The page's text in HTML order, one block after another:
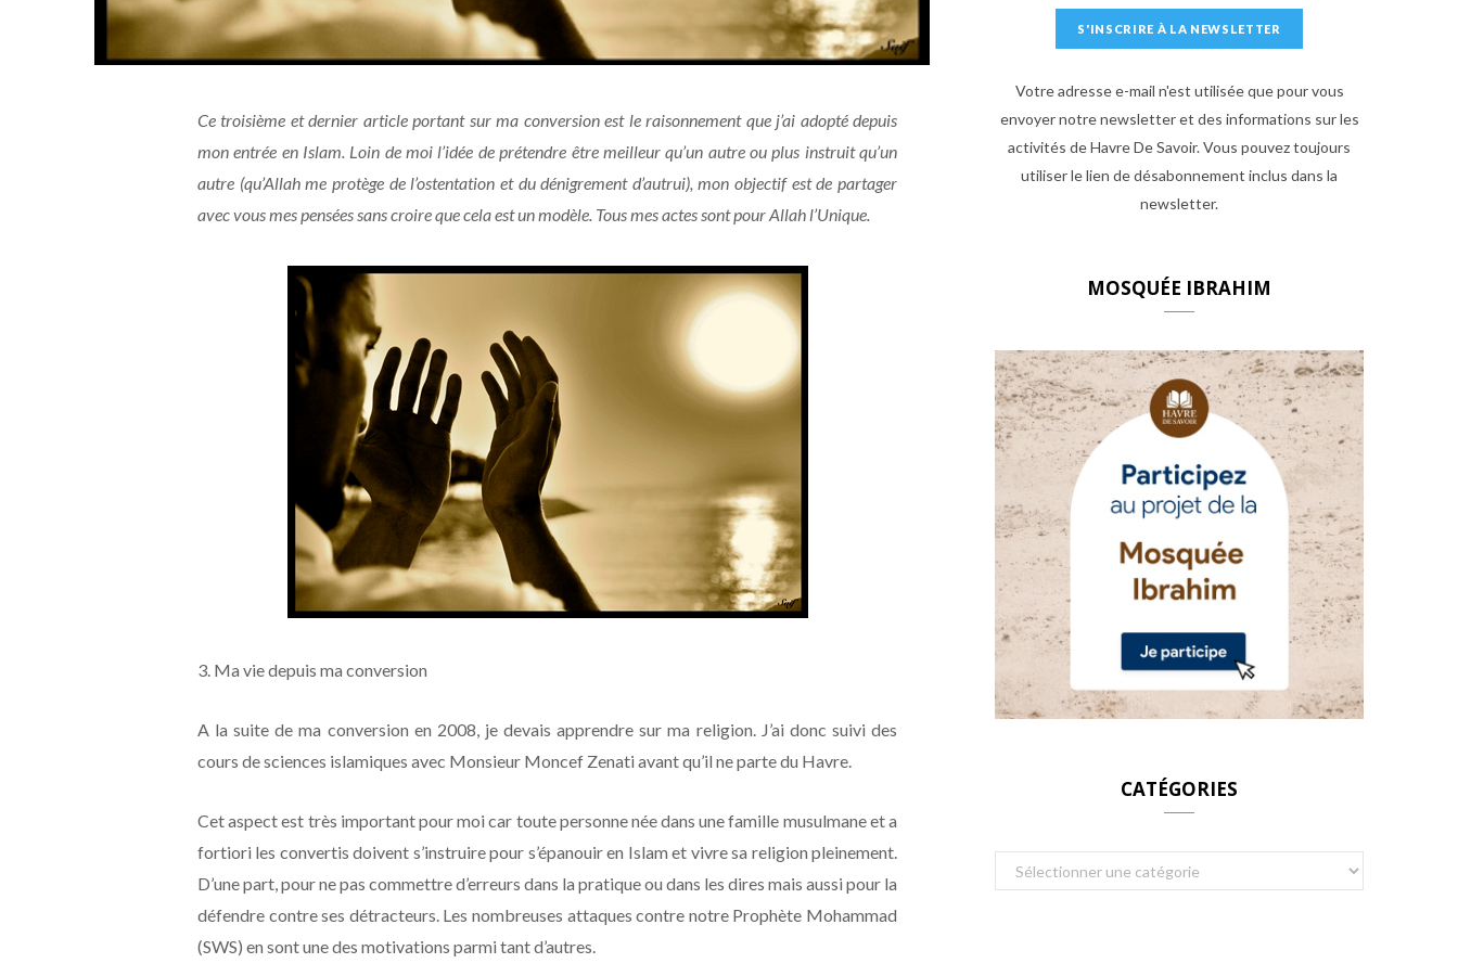
Ce troisième et dernier article portant sur ma conversion est le raisonnement que j’ai adopté depuis
mon entrée en Islam. Loin de moi l’idée de prétendre être meilleur qu’un autre ou plus instruit qu’un
autre (qu’Allah me protège de l’ostentation et du dénigrement d’autrui), mon objectif est de partager
avec vous mes pensées sans croire que cela est un modèle. Tous mes actes sont pour Allah l’Unique.
3. Ma vie depuis ma conversion
A la suite de ma conversion en 2008, je devais apprendre sur ma religion. J’ai donc suivi des
cours de sciences islamiques avec Monsieur Moncef Zenati avant qu’il ne parte du Havre.
Cet aspect est très important pour moi car toute personne née dans une famille musulmane et a
fortiori les convertis doivent s’instruire pour s’épanouir en Islam et vivre sa religion pleinement.
D’une part, pour ne pas commettre d’erreurs dans la pratique ou dans les dires mais aussi pour la
défendre contre ses détracteurs. Les nombreuses attaques contre notre Prophète Mohammad
(SWS) en sont une des motivations parmi tant d’autres.
Votre adresse e-mail n'est utilisée que pour vous
envoyer notre newsletter et des informations sur les
activités de Havre De Savoir. Vous pouvez toujours
utiliser le lien de désabonnement inclus dans la
newsletter.
MOSQUÉE IBRAHIM
CATÉGORIES
Catégories